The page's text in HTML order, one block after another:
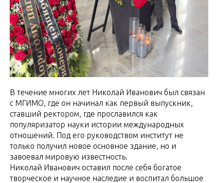
В течение многих лет Николай Иванович был связан
с МГИМО, где он начинал как первый выпускник,
ставший ректором, где прославился как
популяризатор науки истории международных
отношений. Под его руководством институт не
только получил новое основное здание, но и
завоевал мировую известность.
Николай Иванович оставил после себя богатое
творческое и научное наследие и воспитал большое